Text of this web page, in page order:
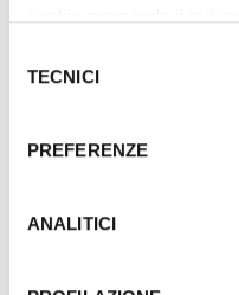
gestire le tue preferenze
Qualora acconsenti a
attualmente non fornisce
l’implementazione di
Tutela dei navigatori,
delTECNICI
PREFERENZE
ANALITICI
Comune di
Fiesta! Music &
La carrozza